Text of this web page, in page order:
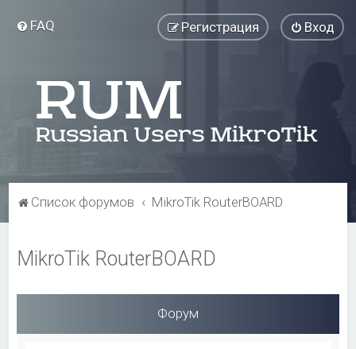
FAQ Вход
Регистрация
Список форумов MikroTik RouterBOARD
MikroTik RouterBOARD
Форум